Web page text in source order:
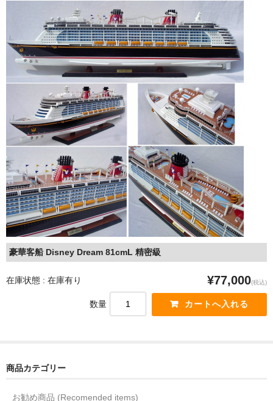
ラジコン仕様 (Boats for RC)
特商法に基づく表示 (Specified Commercial Transaction Law)
ショップ紹介 (Information of Xinchao )
お問い合わせ (Contact us for Question)
よくあるお問い合わせ (FAQ)
お便り紹介
豪華客船 Disney Dream 81cmL 精密級
在庫状態 : 在庫有り ¥77,000(税込)
数量
商品カテゴリー
お勧め商品 (Recomended items)